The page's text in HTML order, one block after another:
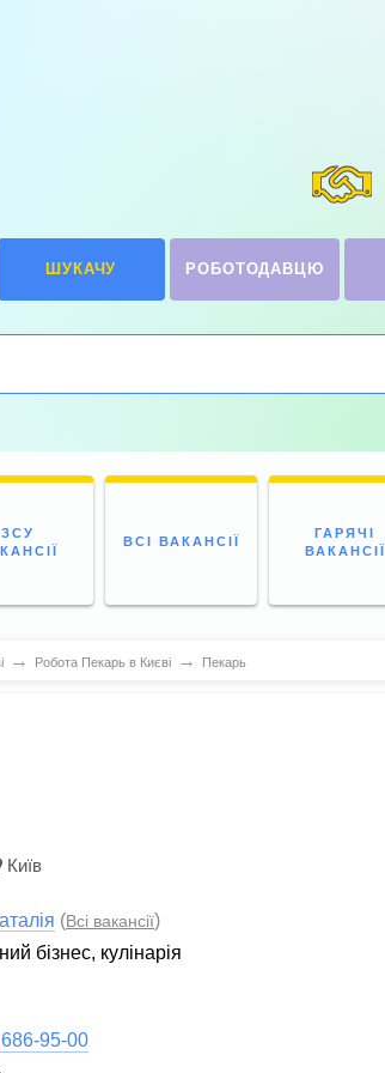
ШУКАЧУ РОБОТОДАВЦЮ
ЗСУ
ВСІ ВАКАНСІЇ
ГАРЯЧІ
ВАКАНСІЇ
→ Робота Пекарь в Києві → Пекарь
Київ
(Всі вакансії)
бізнес, кулінарія
95-00